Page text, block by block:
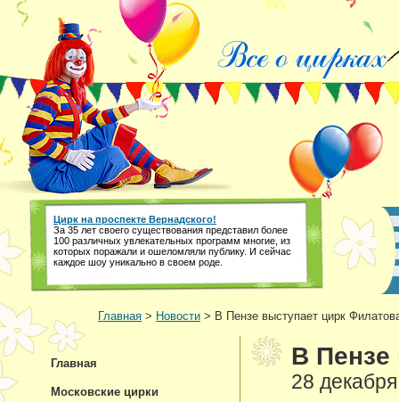
Цирк на проспекте Вернадского!
За 35 лет своего существования представил более
100 различных увлекательных программ многие, из
которых поражали и ошеломляли публику. И сейчас
каждое шоу уникально в своем роде.
Главная > Новости > В Пензе выступает цирк
В Пензе
28
Главная
Московские цирки